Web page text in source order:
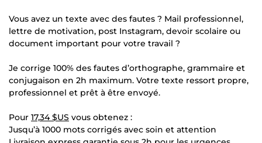
Vous avez un texte avec des fautes ? Mail professionnel,
lettre de motivation, post Instagram, devoir scolaire ou
document important pour votre travail ?
Je corrige 100% des fautes d’orthographe, grammaire et
conjugaison en 2h maximum. Votre texte ressort propre,
professionnel et prêt à être envoyé.
Pour 17,34 $US vous obtenez :
Jusqu’à 1000 mots corrigés avec soin et attention